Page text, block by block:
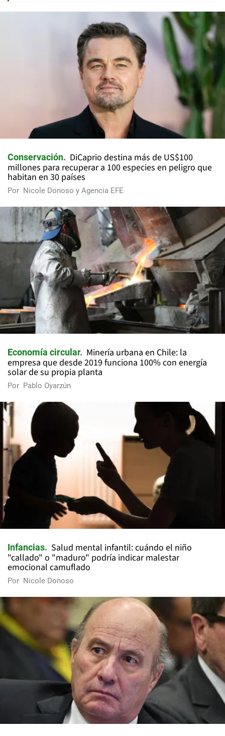
Conservación
DiCaprio destina más de US$100
millones para recuperar a 100 especies en peligro que
habitan en 30 países
Por Nicole Donoso y Agencia EFE
Economía circular
Minería urbana en Chile: la
empresa que desde 2019 funciona 100% con energía
solar de su propia planta
Por Pablo Oyarzún
Infancias
Salud mental infantil: cuándo el niño
"callado" o "maduro" podría indicar malestar
emocional camuflado
Por Nicole Donoso